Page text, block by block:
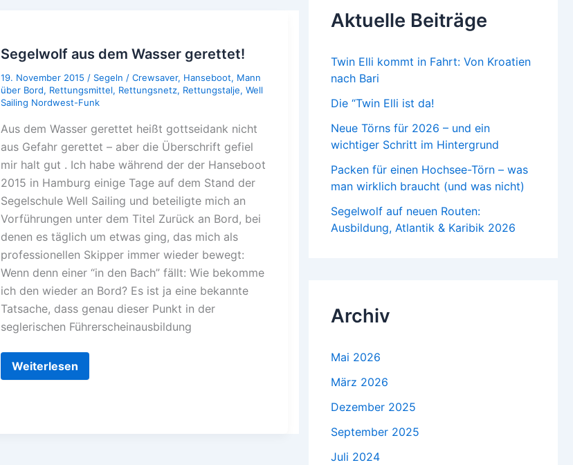
Segelwolf aus dem Wasser gerettet!
19. November 2015 / Segeln / Crewsaver, Hanseboot, Mann
über Bord, Rettungsmittel, Rettungsnetz, Rettungstalje, Well
Sailing Nordwest-Funk
Aus dem Wasser gerettet heißt gottseidank nicht
aus Gefahr gerettet – aber die Überschrift gefiel
mir halt gut . Ich habe während der der Hanseboot
2015 in Hamburg einige Tage auf dem Stand der
Segelschule Well Sailing und beteiligte mich an
Vorführungen unter dem Titel Zurück an Bord, bei
denen es täglich um etwas ging, das mich als
professionellen Skipper immer wieder bewegt:
Wenn denn einer “in den Bach” fällt: Wie bekomme
ich den wieder an Bord? Es ist ja eine bekannte
Tatsache, dass genau dieser Punkt in der
seglerischen Führerscheinausbildung
Segelwolf
Weiterlesen
a
c
:
Aktuelle Beiträge
Twin Elli kommt in Fahrt: Von Kroatien
nach Bari
Die “Twin Elli ist da!
Neue Törns für 2026 – und ein
wichtiger Schritt im Hintergrund
Packen für einen Hochsee-Törn – was
man wirklich braucht (und was nicht)
Segelwolf auf neuen Routen:
Ausbildung, Atlantik & Karibik 2026
Archiv
Mai 2026
März 2026
Dezember 2025
September 2025
Juli 2024